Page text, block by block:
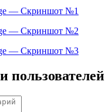
пользователей